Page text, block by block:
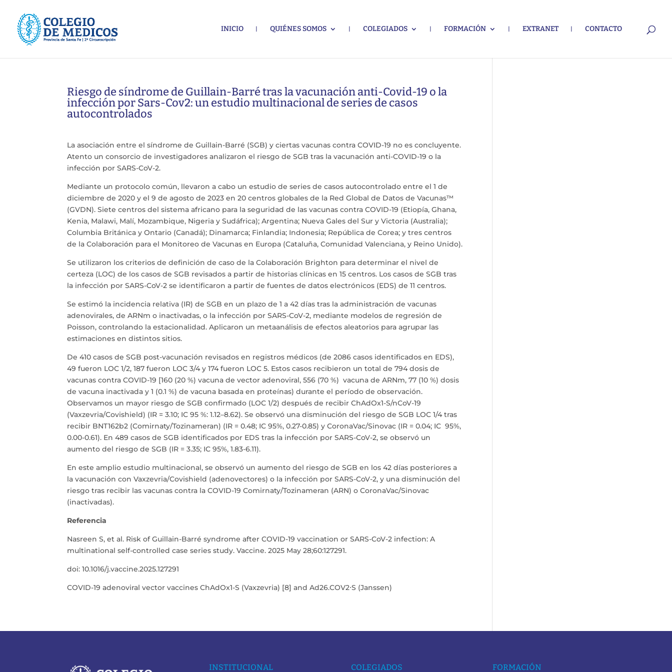
INICIO QUIÉNES SOMOS COLEGIADOS FORMACIÓN EXTRANET CONTACTO
Riesgo de síndrome de Guillain-Barré tras la vacunación anti-Covid-19 o la
infección por Sars-Cov2: un estudio multinacional de series de casos
autocontrolados
La asociación entre el síndrome de Guillain-Barré (SGB) y ciertas vacunas contra COVID-19 no es concluyente.
Atento un consorcio de investigadores analizaron el riesgo de SGB tras la vacunación anti-COVID-19 o la
infección por SARS-CoV-2.
Mediante un protocolo común, llevaron a cabo un estudio de series de casos autocontrolado entre el 1 de
diciembre de 2020 y el 9 de agosto de 2023 en 20 centros globales de la Red Global de Datos de Vacunas™
(GVDN). Siete centros del sistema africano para la seguridad de las vacunas contra COVID-19 (Etiopía, Ghana,
Kenia, Malawi, Malí, Mozambique, Nigeria y Sudáfrica); Argentina; Nueva Gales del Sur y Victoria (Australia);
Columbia Británica y Ontario (Canadá); Dinamarca; Finlandia; Indonesia; República de Corea; y tres centros
de la Colaboración para el Monitoreo de Vacunas en Europa (Cataluña, Comunidad Valenciana, y Reino Unido).
Se utilizaron los criterios de definición de caso de la Colaboración Brighton para determinar el nivel de
certeza (LOC) de los casos de SGB revisados ​​a partir de historias clínicas en 15 centros. Los casos de SGB tras
la infección por SARS-CoV-2 se identificaron a partir de fuentes de datos electrónicos (EDS) de 11 centros.
Se estimó la incidencia relativa (IR) de SGB en un plazo de 1 a 42 días tras la administración de vacunas
adenovirales, de ARNm o inactivadas, o la infección por SARS-CoV-2, mediante modelos de regresión de
Poisson, controlando la estacionalidad. Aplicaron un metaanálisis de efectos aleatorios para agrupar las
estimaciones en distintos sitios.
De 410 casos de SGB post-vacunación revisados ​​en registros médicos (de 2086 casos identificados en EDS),
49 fueron LOC 1/2, 187 fueron LOC 3/4 y 174 fueron LOC 5. Estos casos recibieron un total de 794 dosis de
vacunas contra COVID-19 [160 (20 %) vacuna de vector adenoviral, 556 (70 %) vacuna de ARNm, 77 (10 %) dosis
de vacuna inactivada y 1 (0.1 %) de vacuna basada en proteínas) durante el período de observación.
Observamos un mayor riesgo de SGB confirmado (LOC 1/2) después de recibir ChAdOx1-S/nCoV-19
(Vaxzevria/Covishield) (IR = 3.10; IC 95 %: 1.12–8.62). Se observó una disminución del riesgo de SGB LOC 1/4 tras
recibir BNT162b2 (Comirnaty/Tozinameran) (IR = 0.48; IC 95%, 0.27-0.85) y CoronaVac/Sinovac (IR = 0.04; IC 95%,
0.00-0.61). En 489 casos de SGB identificados por EDS tras la infección por SARS-CoV-2, se observó un
aumento del riesgo de SGB (IR = 3.35; IC 95%, 1.83-6.11).
En este amplio estudio multinacional, se observó un aumento del riesgo de SGB en los 42 días posteriores a
la vacunación con Vaxzevria/Covishield (adenovectores) o la infección por SARS-CoV-2, y una disminución del
riesgo tras recibir las vacunas contra la COVID-19 Comirnaty/Tozinameran (ARN) o CoronaVac/Sinovac
(inactivadas).
Referencia
Nasreen S, et al. Risk of Guillain-Barré syndrome after COVID-19 vaccination or SARS-CoV-2 infection: A
multinational self-controlled case series study. Vaccine. 2025 May 28;60:127291.
doi: 10.1016/j.vaccine.2025.127291
COVID-19 adenoviral vector vaccines ChAdOx1-S (Vaxzevria) [8] and Ad26.COV2⋅S (Janssen)
INSTITUCIONAL COLEGIADOS FORMACIÓN